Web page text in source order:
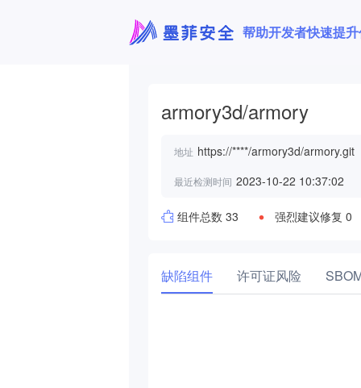
帮助开发者快速提
armory3d/armory
地址 https://****/armory3d/armory.git
最近检测时间 2023-10-22 10:37:02
组件总数 33 强烈建议修复 0
缺陷组件 许可证风险